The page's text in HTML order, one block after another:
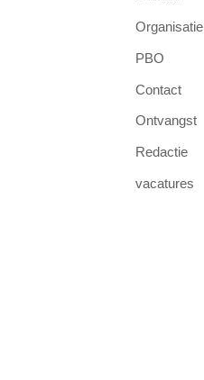
Organisatie
PBO
Contact
Ontvangst
Redactie
vacatures